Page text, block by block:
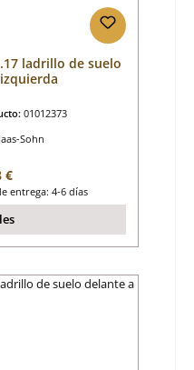
ladrillo de suelo
01012373
Sohn
normal:
€
entrega: 4-6 días